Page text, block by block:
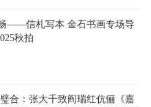
——信札写本 金石书画专场导
秋拍
合：张大千致阎瑞红伉俪《嘉